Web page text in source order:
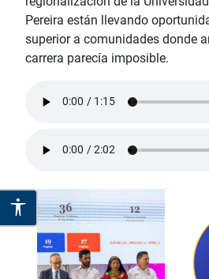
Pereira están llevando
superior a comunidades donde
carrera parecía imposible.